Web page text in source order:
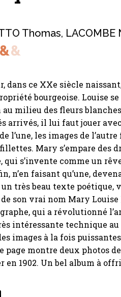
Thomas, LACOMBE
dans ce XXe siècle
bourgeoise. Louise
milieu des fleurs
arrivés, il lui faut jouer
l’une, les images de
Mary s’empare des
qui s’invente comme un
n’en faisant qu’une,
très beau texte poétique,
de son vrai nom Mary
qui a révolutionné
intéressante technique
images à la fois
page montre deux photos
en 1902. Un bel album à